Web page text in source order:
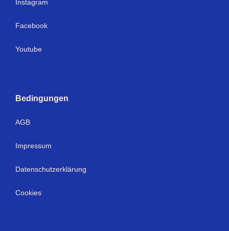
Instagram
Facebook
Youtube
Bedingungen
AGB
Impressum
Datenschutzerklärung
Cookies